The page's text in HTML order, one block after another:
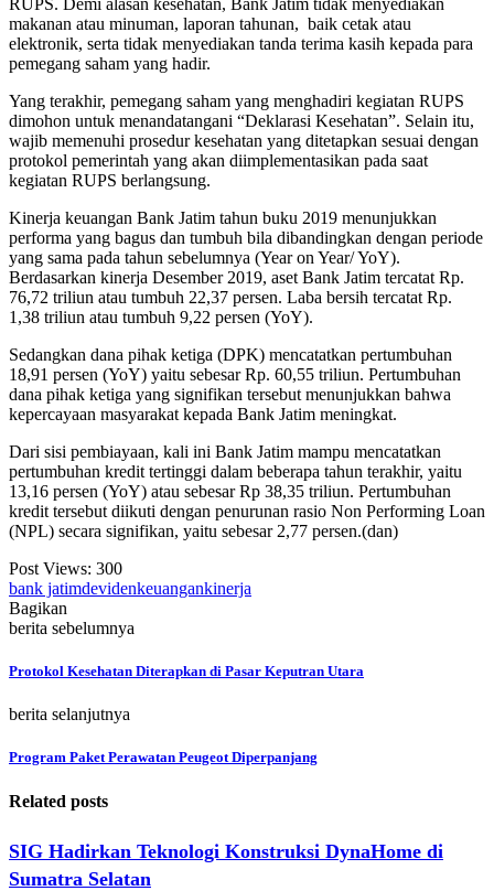
makanan atau minuman, laporan tahunan, baik cetak atau
elektronik, serta tidak menyediakan tanda terima kasih kepada para
pemegang saham yang hadir.
Yang terakhir, pemegang saham yang menghadiri kegiatan RUPS
dimohon untuk menandatangani “Deklarasi Kesehatan”. Selain itu,
wajib memenuhi prosedur kesehatan yang ditetapkan sesuai dengan
protokol pemerintah yang akan diimplementasikan pada saat
kegiatan RUPS berlangsung.
Kinerja keuangan Bank Jatim tahun buku 2019 menunjukkan
performa yang bagus dan tumbuh bila dibandingkan dengan periode
yang sama pada tahun sebelumnya (Year on Year/ YoY).
Berdasarkan kinerja Desember 2019, aset Bank Jatim tercatat Rp.
76,72 triliun atau tumbuh 22,37 persen. Laba bersih tercatat Rp.
1,38 triliun atau tumbuh 9,22 persen (YoY).
Sedangkan dana pihak ketiga (DPK) mencatatkan pertumbuhan
18,91 persen (YoY) yaitu sebesar Rp. 60,55 triliun. Pertumbuhan
dana pihak ketiga yang signifikan tersebut menunjukkan bahwa
kepercayaan masyarakat kepada Bank Jatim meningkat.
Dari sisi pembiayaan, kali ini Bank Jatim mampu mencatatkan
pertumbuhan kredit tertinggi dalam beberapa tahun terakhir, yaitu
13,16 persen (YoY) atau sebesar Rp 38,35 triliun. Pertumbuhan
kredit tersebut diikuti dengan penurunan rasio Non Performing Loan
(NPL) secara signifikan, yaitu sebesar 2,77 persen.(dan)
Post Views: 300
bank jatimdevidenkeuangankinerja
Bagikan
berita sebelumnya
Protokol Kesehatan Diterapkan di Pasar Keputran Utara
berita selanjutnya
Program Paket Perawatan Peugeot Diperpanjang
Related posts
SIG Hadirkan Teknologi Konstruksi DynaHome di
Sumatra Selatan